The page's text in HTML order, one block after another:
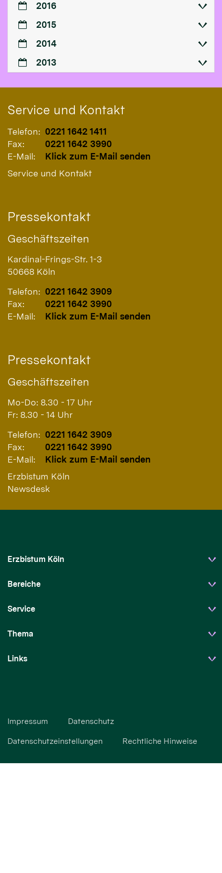
2016
2015
2014
2013
Service und Kontakt
Telefon: 0221 1642 1411
Fax:
0221 1642 3990
E-Mail:
Klick zum E-Mail senden
Service und Kontakt
Pressekontakt
Geschäftszeiten
Kardinal-Frings-Str. 1-3
50668 Köln
Telefon: 0221 1642 3909
Fax:
0221 1642 3990
E-Mail:
Klick zum E-Mail senden
Pressekontakt
Geschäftszeiten
Mo-Do: 8.30 - 17 Uhr
Fr: 8.30 - 14 Uhr
Telefon: 0221 1642 3909
Fax:
0221 1642 3990
E-Mail:
Klick zum E-Mail senden
Erzbistum Köln
Newsdesk
Erzbistum Köln
Bereiche
Service
Thema
Links
Impressum Datenschutz
Datenschutzeinstellungen Rechtliche Hinweise